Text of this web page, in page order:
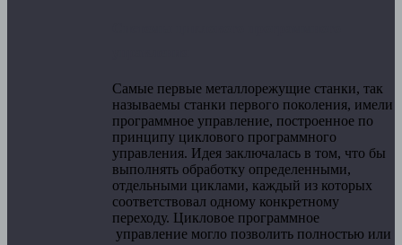
Самые первые металлорежущие станки, так
называемы станки первого поколения, имели
программное управление, построенное по
принципу циклового программного
управления. Идея заключалась в том, что бы
выполнять обработку определенными,
отдельными циклами, каждый из которых
соответствовал одному конкретному
переходу. Цикловое программное
управление могло позволить полностью или